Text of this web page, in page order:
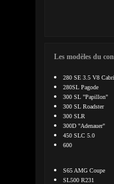
Les modèles du
280 SE 3.5 V8
280SL Pagode
300 SL "Papillon"
300 SL Roadster
300 SLR
300D "Adenauer"
450 SLC 5.0
600
S65 AMG Coupe
SL500 R231